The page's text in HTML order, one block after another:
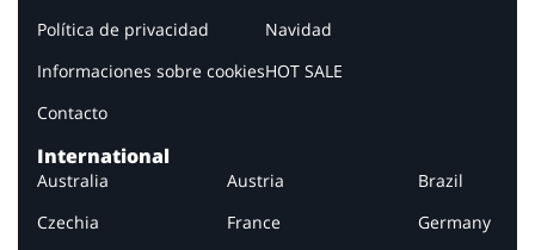
Política de privacidad
Informaciones sobre cookies
Contacto
Navidad
HOT SALE
International
Australia Austria
Brazil
Czechia
France
Germany